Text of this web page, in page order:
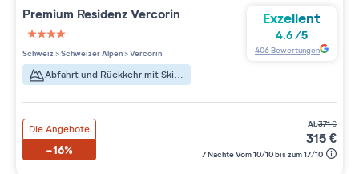
Premium ResidenzVercorin
4 étoiles sur 5
Schweiz >Schweizer Alpen>Vercorin
Abfahrt und Rückkehr mit Skiern
Exzellent
4.6/5
406Bewertungen
Die Angebote
-16%
ab371€
315€
7 Nächte Vom 10/10 bis zum 17/10